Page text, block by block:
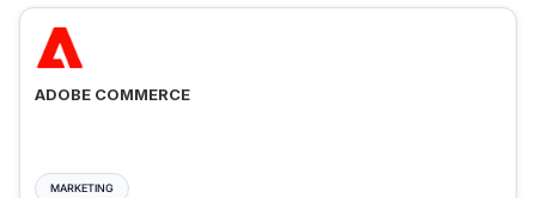
ADOBE COMMERCE
MARKETING